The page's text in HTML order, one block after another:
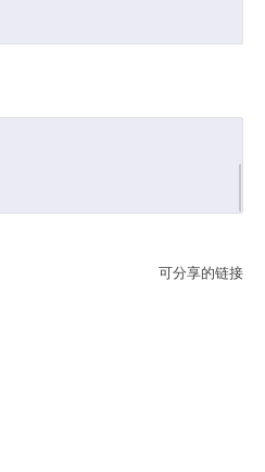
可分享的链接